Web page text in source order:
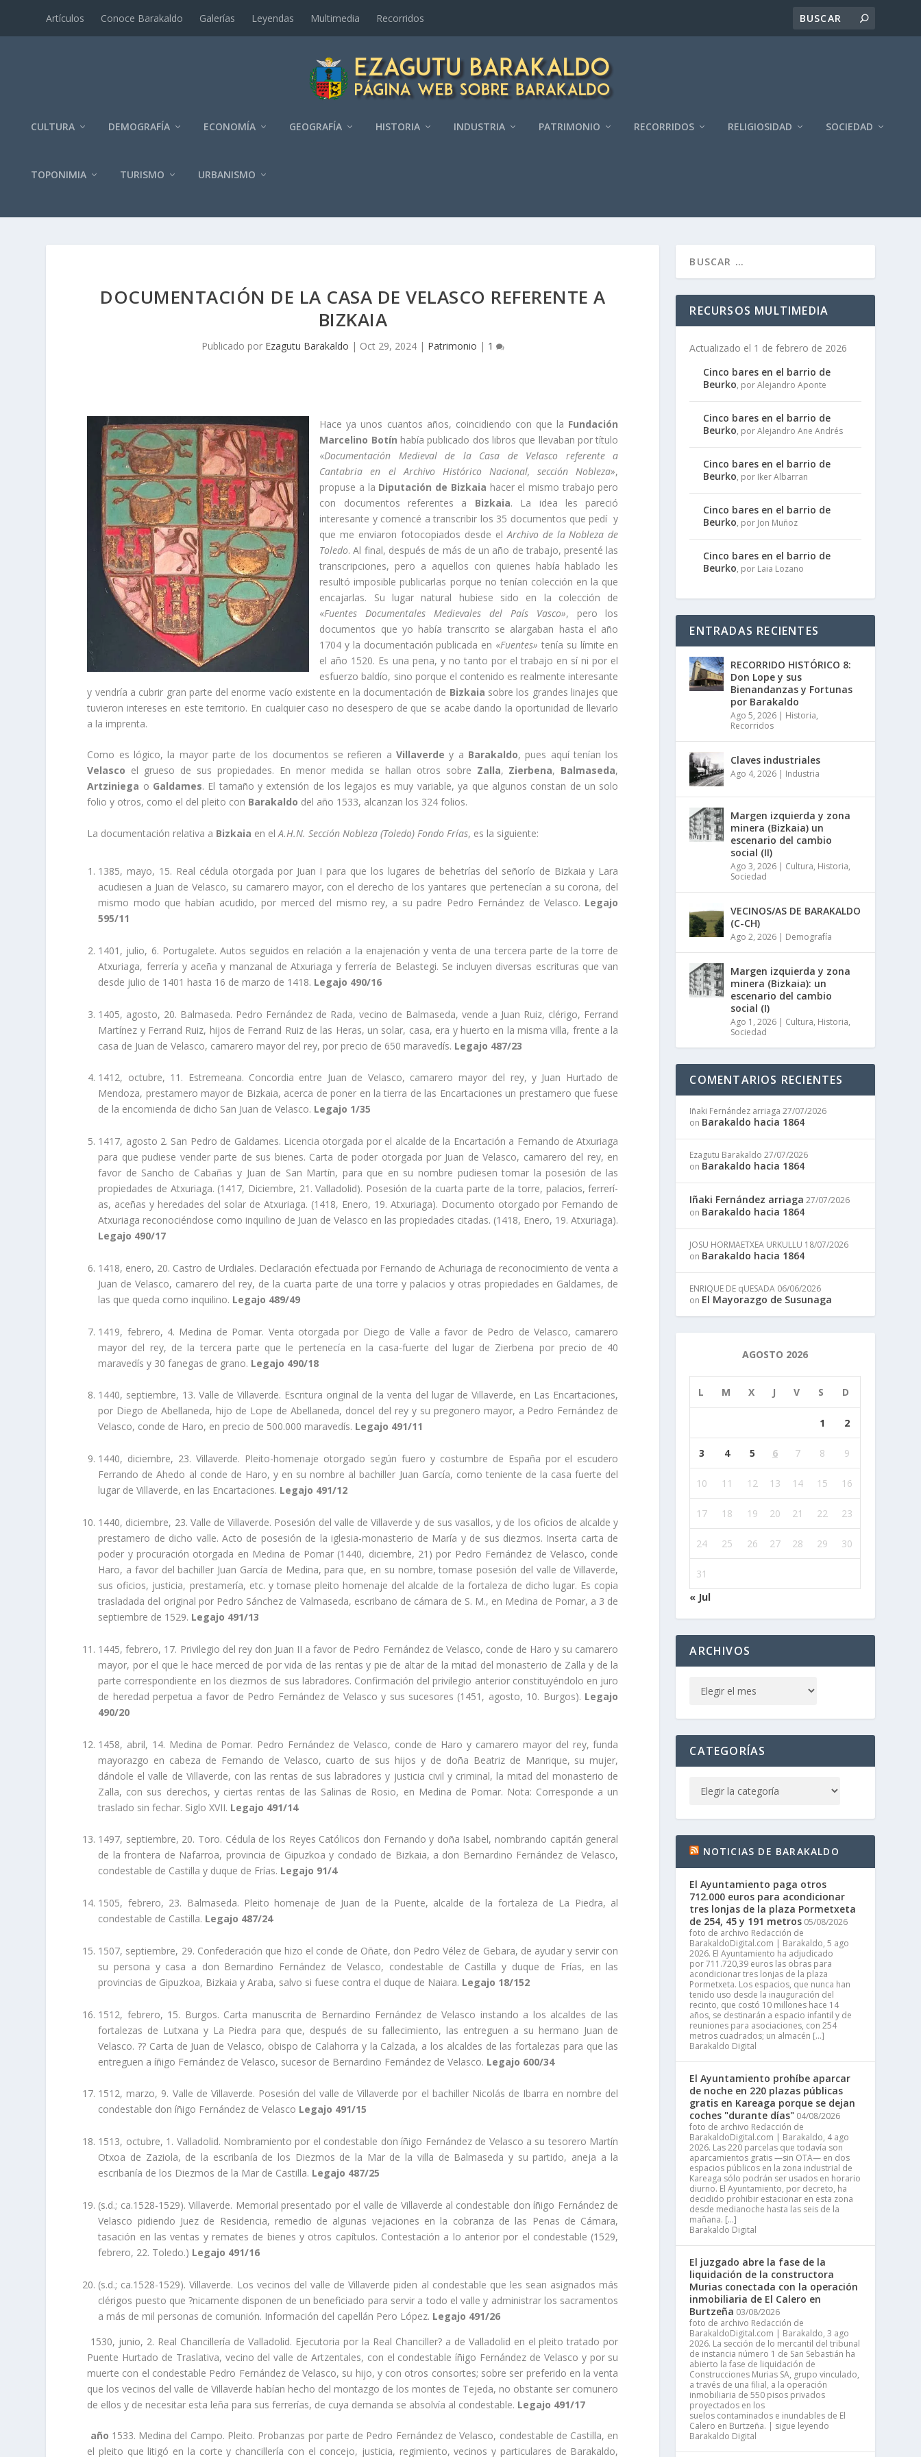
Artí­culos Conoce Barakaldo Galerí­as Leyendas Multimedia Recorridos
CULTURA DEMOGRAFÍA ECONOMÍA GEOGRAFÍ­A HISTORIA INDUSTRIA PATRIMONIO RECORRIDOS RELIGIOSIDAD SOCIEDAD
TOPONIMIA TURISMO URBANISMO
DOCUMENTACIÓN DE LA CASA DE VELASCO REFERENTE A
BIZKAIA
Publicado por Ezagutu Barakaldo | Oct 29, 2024| Patrimonio | 1
Hace ya unos cuantos años, coincidiendo con que la Fundación
Marcelino Botí­n habí­a publicado dos libros que llevaban por tí­tulo
«Documentación Medieval de la Casa de Velasco referente a
Cantabria en el Archivo Histórico Nacional, sección Nobleza»,
propuse a la Diputación de Bizkaia hacer el mismo trabajo pero
con documentos referentes a Bizkaia. La idea les pareció
interesante y comencé a transcribir los 35 documentos que pedí­ y
que me enviaron fotocopiados desde elArchivo de la Nobleza de
Toledo. Al final, después de más de un año de trabajo, presenté las
transcripciones, pero a aquellos con quienes habí­a hablado les
resultó imposible publicarlas porque no tení­an colección en la que
encajarlas. Su lugar natural hubiese sido en la colección de
«Fuentes Documentales Medievales del Paí­s Vasco», pero los
documentos que yo habí­a transcrito se alargaban hasta el año
1704 y la documentación publicada en «Fuentes» tení­a su lí­mite en
el año 1520. Es una pena, y no tanto por el trabajo en sí­ ni por el
esfuerzo baldí­o, sino porque el contenido es realmente interesante
y vendrí­a a cubrir gran parte del enorme vací­o existente en la documentación de Bizkaia sobre los grandes linajes que
tuvieron intereses en este territorio. En cualquier caso no desespero de que se acabe dando la oportunidad de llevarlo
a la imprenta.
Como es lógico, la mayor parte de los documentos se refieren aVillaverde y a Barakaldo, pues aquí­ tení­an los
Velasco el grueso de sus propiedades. En menor medida se hallan otros sobre Zalla, Zierbena, Balmaseda,
Artziniega o Galdames. El tamaño y extensión de los legajos es muy variable, ya que algunos constan de un solo
folio y otros, como el del pleito con Barakaldo del año 1533, alcanzan los 324 folios.
La documentación relativa a Bizkaia en elA.H.N. Sección Nobleza (Toledo) Fondo Frí­as, es la siguiente:
1385, mayo, 15. Real cédula otorgada por Juan I para que los lugares de behetrí­as del señorí­o de Bizkaia y Lara
acudiesen a Juan de Velasco, su camarero mayor, con el derecho de los yantares que pertenecí­an a su corona, del
mismo modo que habí­an acudido, por merced del mismo rey, a su padre Pedro Fernández de Velasco. Legajo
595/11
1401, julio, 6. Portugalete. Autos seguidos en relación a la enajenación y venta de una tercera parte de la torre de
Atxuriaga, ferrerí­a y aceña y manzanal de Atxuriaga y ferrerí­a de Belastegi. Se incluyen diversas escrituras que van
desde julio de 1401 hasta 16 de marzo de 1418. Legajo 490/16
1405, agosto, 20. Balmaseda. Pedro Fernández de Rada, vecino de Balmaseda, vende a Juan Ruiz, clérigo, Ferrand
Martí­nez y Ferrand Ruiz, hijos de Ferrand Ruiz de las Heras, un solar, casa, era y huerto en la misma villa, frente a la
casa de Juan de Velasco, camarero mayor del rey, por precio de 650 maravedí­s. Legajo 487/23
1412, octubre, 11. Estremeana. Concordia entre Juan de Velasco, camarero mayor del rey, y Juan Hurtado de
Mendoza, prestamero mayor de Bizkaia, acerca de poner en la tierra de las Encartaciones un prestamero que fuese
de la encomienda de dicho San Juan de Velasco. Legajo 1/35
1417, agosto 2. San Pedro de Galdames. Licencia otorgada por el alcalde de la Encartación a Fernando de Atxuriaga
para que pudiese vender parte de sus bienes. Carta de poder otorgada por Juan de Velasco, camarero del rey, en
favor de Sancho de Cabañas y Juan de San Martí­n, para que en su nombre pudiesen tomar la posesión de las
propiedades de Atxuriaga. (1417, Diciembre, 21. Valladolid). Posesión de la cuarta parte de la torre, palacios, ferrerí­
as, aceñas y heredades del solar de Atxuriaga. (1418, Enero, 19. Atxuriaga). Documento otorgado por Fernando de
Atxuriaga reconociéndose como inquilino de Juan de Velasco en las propiedades citadas. (1418, Enero, 19. Atxuriaga).
Legajo 490/17
1418, enero, 20. Castro de Urdiales. Declaración efectuada por Fernando de Achuriaga de reconocimiento de venta a
Juan de Velasco, camarero del rey, de la cuarta parte de una torre y palacios y otras propiedades en Galdames, de
las que queda como inquilino. Legajo 489/49
1419, febrero, 4. Medina de Pomar. Venta otorgada por Diego de Valle a favor de Pedro de Velasco, camarero
mayor del rey, de la tercera parte que le pertenecí­a en la casa-fuerte del lugar de Zierbena por precio de 40
maravedí­s y 30 fanegas de grano. Legajo 490/18
1440, septiembre, 13. Valle de Villaverde. Escritura original de la venta del lugar de Villaverde, en Las Encartaciones,
por Diego de Abellaneda, hijo de Lope de Abellaneda, doncel del rey y su pregonero mayor, a Pedro Fernández de
Velasco, conde de Haro, en precio de 500.000 maravedí­s. Legajo 491/11
1440, diciembre, 23. Villaverde. Pleito-homenaje otorgado según fuero y costumbre de España por el escudero
Ferrando de Ahedo al conde de Haro, y en su nombre al bachiller Juan Garcí­a, como teniente de la casa fuerte del
lugar de Villaverde, en las Encartaciones. Legajo 491/12
1440, diciembre, 23. Valle de Villaverde. Posesión del valle de Villaverde y de sus vasallos, y de los oficios de alcalde y
prestamero de dicho valle. Acto de posesión de la iglesia-monasterio de Marí­a y de sus diezmos. Inserta carta de
poder y procuración otorgada en Medina de Pomar (1440, diciembre, 21) por Pedro Fernández de Velasco, conde
Haro, a favor del bachiller Juan Garcí­a de Medina, para que, en su nombre, tomase posesión del valle de Villaverde,
sus oficios, justicia, prestamerí­a, etc. y tomase pleito homenaje del alcalde de la fortaleza de dicho lugar. Es copia
trasladada del original por Pedro Sánchez de Valmaseda, escribano de cámara de S. M., en Medina de Pomar, a 3 de
septiembre de 1529. Legajo 491/13
1445, febrero, 17. Privilegio del rey don Juan II a favor de Pedro Fernández de Velasco, conde de Haro y su camarero
mayor, por el que le hace merced de por vida de las rentas y pie de altar de la mitad del monasterio de Zalla y de la
parte correspondiente en los diezmos de sus labradores. Confirmación del privilegio anterior constituyéndolo en juro
de heredad perpetua a favor de Pedro Fernández de Velasco y sus sucesores (1451, agosto, 10. Burgos). Legajo
490/20
1458, abril, 14. Medina de Pomar. Pedro Fernández de Velasco, conde de Haro y camarero mayor del rey, funda
mayorazgo en cabeza de Fernando de Velasco, cuarto de sus hijos y de doña Beatriz de Manrique, su mujer,
dándole el valle de Villaverde, con las rentas de sus labradores y justicia civil y criminal, la mitad del monasterio de
Zalla, con sus derechos, y ciertas rentas de las Salinas de Rosio, en Medina de Pomar. Nota: Corresponde a un
traslado sin fechar. Siglo XVII. Legajo 491/14
1497, septiembre, 20. Toro. Cédula de los Reyes Católicos don Fernando y doña Isabel, nombrando capitán general
de la frontera de Nafarroa, provincia de Gipuzkoa y condado de Bizkaia, a don Bernardino Fernández de Velasco,
condestable de Castilla y duque de Frí­as. Legajo 91/4
1505, febrero, 23. Balmaseda. Pleito homenaje de Juan de la Puente, alcalde de la fortaleza de La Piedra, al
condestable de Castilla. Legajo 487/24
1507, septiembre, 29. Confederación que hizo el conde de Oñate, don Pedro Vélez de Gebara, de ayudar y servir con
su persona y casa a don Bernardino Fernández de Velasco, condestable de Castilla y duque de Frí­as, en las
provincias de Gipuzkoa, Bizkaia y Araba, salvo si fuese contra el duque de Naiara. Legajo 18/152
1512, febrero, 15. Burgos. Carta manuscrita de Bernardino Fernández de Velasco instando a los alcaldes de las
fortalezas de Lutxana y La Piedra para que, después de su fallecimiento, las entreguen a su hermano Juan de
Velasco. ?? Carta de Juan de Velasco, obispo de Calahorra y la Calzada, a los alcaldes de las fortalezas para que las
entreguen a íñigo Fernández de Velasco, sucesor de Bernardino Fernández de Velasco. Legajo 600/34
1512, marzo, 9. Valle de Villaverde. Posesión del valle de Villaverde por el bachiller Nicolás de Ibarra en nombre del
condestable don íñigo Fernández de Velasco Legajo 491/15
1513, octubre, 1. Valladolid. Nombramiento por el condestable don íñigo Fernández de Velasco a su tesorero Martí­n
Otxoa de Zaziola, de la escribaní­a de los Diezmos de la Mar de la villa de Balmaseda y su partido, aneja a la
escribaní­a de los Diezmos de la Mar de Castilla. Legajo 487/25
(s.d.; ca.1528-1529). Villaverde. Memorial presentado por el valle de Villaverde al condestable don íñigo Fernández de
Velasco pidiendo Juez de Residencia, remedio de algunas vejaciones en la cobranza de las Penas de Cámara,
tasación en las ventas y remates de bienes y otros capí­tulos. Contestación a lo anterior por el condestable (1529,
febrero, 22. Toledo.) Legajo 491/16
(s.d.; ca.1528-1529). Villaverde. Los vecinos del valle de Villaverde piden al condestable que les sean asignados más
clérigos puesto que ?nicamente disponen de un beneficiado para servir a todo el valle y administrar los sacramentos
a más de mil personas de comunión. Información del capellán Pero López. Legajo 491/26
1530, junio, 2. Real Chancillerí­a de Valladolid. Ejecutoria por la Real Chanciller? a de Valladolid en el pleito tratado por
Puente Hurtado de Traslativa, vecino del valle de Artzentales, con el condestable íñigo Fernández de Velasco y por su
muerte con el condestable Pedro Fernández de Velasco, su hijo, y con otros consortes; sobre ser preferido en la venta
que los vecinos del valle de Villaverde habí­an hecho del montazgo de los montes de Tejeda, no obstante ser comunero
de ellos y de necesitar esta leña para sus ferrerí­as, de cuya demanda se absolví­a al condestable. Legajo 491/17
año 1533. Medina del Campo. Pleito. Probanzas por parte de Pedro Fernández de Velasco, condestable de Castilla, en
el pleito que litigó en la corte y chancillerí­a con el concejo, justicia, regimiento, vecinos y particulares de Barakaldo,
RECURSOS MULTIMEDIA
Actualizado el 1 de febrero de 2026
Cinco bares en el barrio de
Beurko, por Alejandro Aponte
Cinco bares en el barrio de
Beurko, por Alejandro Ane Andrés
Cinco bares en el barrio de
Beurko, por Iker Albarran
Cinco bares en el barrio de
Beurko, por Jon Muñoz
Cinco bares en el barrio de
Beurko, por Laia Lozano
ENTRADAS RECIENTES
RECORRIDO HISTÓRICO 8:
Don Lope y sus
Bienandanzas y Fortunas
por Barakaldo
Ago 5, 2026 | Historia,
Recorridos
Claves industriales
Ago 4, 2026 | Industria
Margen izquierda y zona
minera (Bizkaia) un
escenario del cambio
social (II)
Ago 3, 2026 | Cultura, Historia,
Sociedad
VECINOS/AS DE BARAKALDO
(C-CH)
Ago 2, 2026 | Demografía
Margen izquierda y zona
minera (Bizkaia): un
escenario del cambio
social (I)
Ago 1, 2026 | Cultura, Historia,
Sociedad
COMENTARIOS RECIENTES
Iñaki Fernández arriaga 27/07/2026
on Barakaldo hacia 1864
Ezagutu Barakaldo 27/07/2026
on Barakaldo hacia 1864
Iñaki Fernández arriaga 27/07/2026
on Barakaldo hacia 1864
JOSU HORMAETXEA URKULLU 18/07/2026
on Barakaldo hacia 1864
ENRIQUE DE qUESADA 06/06/2026
on El Mayorazgo de Susunaga
AGOSTO 2026
L M X J V S D
1 2
3 4 5 6 7 8 9
10 11 12 13 14 15 16
17 18 19 20 21 22 23
24 25 26 27 28 29 30
31
« Jul
ARCHIVOS
CATEGORÍAS
NOTICIAS DE BARAKALDO
El Ayuntamiento paga otros
712.000 euros para acondicionar
tres lonjas de la plaza Pormetxeta
de 254, 45 y 191 metros 05/08/2026
foto de archivo Redacción de
BarakaldoDigital.com | Barakaldo, 5 ago
2026. El Ayuntamiento ha adjudicado
por 711.720,39 euros las obras para
acondicionar tres lonjas de la plaza
Pormetxeta. Los espacios, que nunca han
tenido uso desde la inauguración del
recinto, que costó 10 millones hace 14
años, se destinarán a espacio infantil y de
reuniones para asociaciones, con 254
metros cuadrados; un almacén […]
Barakaldo Digital
El Ayuntamiento prohíbe aparcar
de noche en 220 plazas públicas
gratis en Kareaga porque se dejan
coches "durante días" 04/08/2026
foto de archivo Redacción de
BarakaldoDigital.com | Barakaldo, 4 ago
2026. Las 220 parcelas que todavía son
aparcamientos gratis —sin OTA— en dos
espacios públicos en la zona industrial de
Kareaga sólo podrán ser usados en horario
diurno. El Ayuntamiento, por decreto, ha
decidido prohibir estacionar en esta zona
desde medianoche hasta las seis de la
mañana. […]
Barakaldo Digital
El juzgado abre la fase de la
liquidación de la constructora
Murias conectada con la operación
inmobiliaria de El Calero en
Burtzeña 03/08/2026
foto de archivo Redacción de
BarakaldoDigital.com | Barakaldo, 3 ago
2026. La sección de lo mercantil del tribunal
de instancia número 1 de San Sebastián ha
abierto la fase de liquidación de
Construcciones Murias SA, grupo vinculado,
a través de una filial, a la operación
inmobiliaria de 550 pisos privados
proyectados en los
suelos contaminados e inundables de El
Calero en Burtzeña. | sigue leyendo
Barakaldo Digital